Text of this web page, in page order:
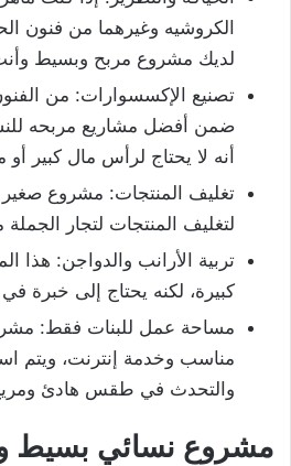
الكروشيه وغيرهما من فنون
لديك مشروع مربح وبسيط
تصنيع الإكسسوارات: من
ضمن أفضل مشاريع مربحه
أنه لا يحتاج لرأس مال كبير
تغليف المنتجات: مشروع صغير
لتغليف المنتجات لتجار الجملة
تربية الأرانب والدواجن: هذا
كبيرة، لكنه يحتاج إلى خبرة في
مساحة عمل للبنات فقط:
مناسب وخدمة إنترنت، ويتم
والتحدث في طقس هادئ
مشروع نسائي بسيط